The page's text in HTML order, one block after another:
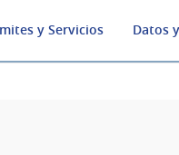
y Servicios Datos